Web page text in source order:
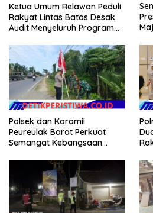
Ketua Umum Relawan Peduli
Rakyat Lintas Batas Desak
Audit Menyeluruh Program
Pertanyakan Efektivitas
Kinerja Dinas Pertanian
Polsek dan Koramil
Peureulak Barat Perkuat
Semangat Kebangsaan
Merah Putih